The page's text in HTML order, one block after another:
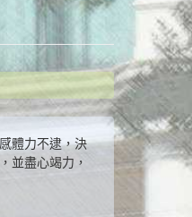
體力不逮，決
並盡心竭力，